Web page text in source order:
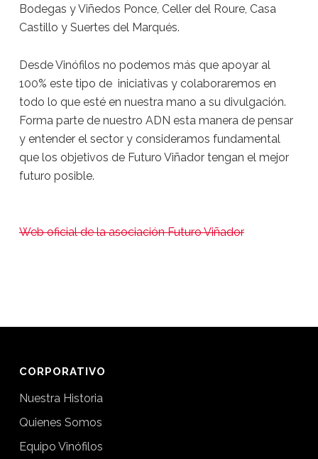
Bodegas y Viñedos Ponce, Celler del Roure, Casa
Castillo y Suertes del Marqués.
Desde Vinófilos no podemos más que apoyar al
100% este tipo de iniciativas y colaboraremos en
todo lo que esté en nuestra mano a su divulgación.
Forma parte de nuestro ADN esta manera de pensar
y entender el sector y consideramos fundamental
que los objetivos de Futuro Viñador tengan el mejor
futuro posible.
Web oficial de la asociación Futuro Viñador
CORPORATIVO
Nuestra Historia
Quienes Somos
Equipo Vinófilos